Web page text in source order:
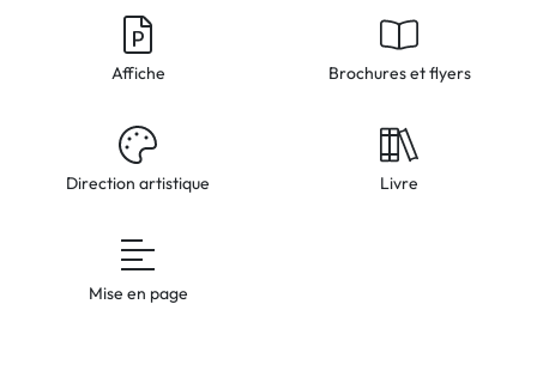
Affiche Brochures et flyers
Direction artistique Livre
Mise en page